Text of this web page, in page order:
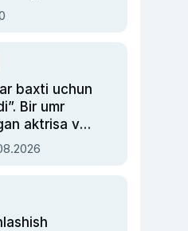
baxti uchun
Bir umr
aktrisa va
Rimma